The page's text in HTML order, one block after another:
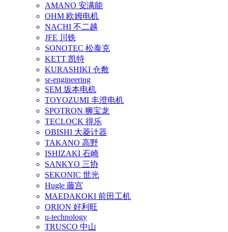
AMANO 安满能
OHM 欧姆电机
NACHI 不二越
JFE 川铁
SONOTEC 松泰克
KETT 凯特
KURASHIKI 仓敷
sr-engineering
SEM 坂本电机
TOYOZUMI 丰澄电机
SPOTRON 狮宝龙
TECLOCK 得乐
OBISHI 大菱计器
TAKANO 高野
ISHIZAKI 石崎
SANKYO 三协
SEKONIC 世光
Hugle 藤宫
MAEDAKOKI 前田工机
ORION 好利旺
u-technology
TRUSCO 中山